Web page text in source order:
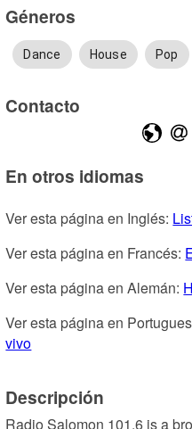
Géneros
Dance House Pop
Contacto
En otros idiomas
Ver esta página en Inglés:
Ver esta página en Francés:
Ver esta página en Alemán:
Ver esta página en
vivo
Descripción
Radio Salomon 101.6 is a